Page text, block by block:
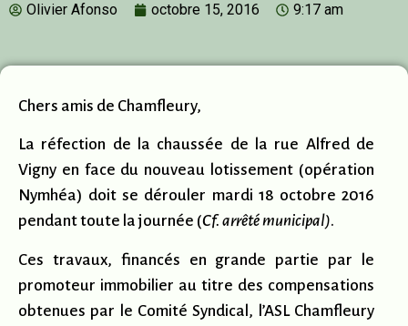
Olivier Afonso octobre 15, 2016 9:17 am
Chers amis de Chamfleury,
La réfection de la chaussée de la rue Alfred de
Vigny en face du nouveau lotissement (opération
Nymhéa) doit se dérouler mardi 18 octobre 2016
pendant toute la journée (Cf. arrêté municipal).
Ces travaux, financés en grande partie par le
promoteur immobilier au titre des compensations
obtenues par le Comité Syndical, l’ASL Chamfleury